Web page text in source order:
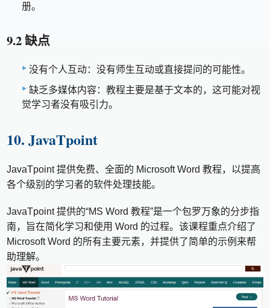
册。
9.2 缺点
没有个人互动：没有师生互动或直接提问的可能性。
缺乏多媒体内容：教程主要是基于文本的，这可能对视
觉学习者没有吸引力。
10. JavaTpoint
JavaTpoint 提供免费、全面的 Microsoft Word 教程，以提高
各个级别的学习者的软件处理技能。
JavaTpoint 提供的“MS Word 教程”是一个包罗万象的分步指
南，旨在简化学习和使用 Word 的过程。该课程重点介绍了
Microsoft Word 的所有主要元素，并提供了简单的示例来帮
助理解。